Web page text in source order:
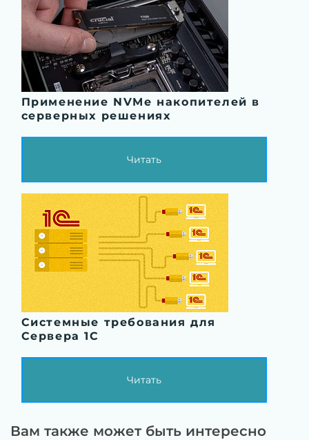
Применение NVMe накопителей в
серверных решениях
Читать
Системные требования для
Сервера 1С
Читать
Вам также может быть интересно